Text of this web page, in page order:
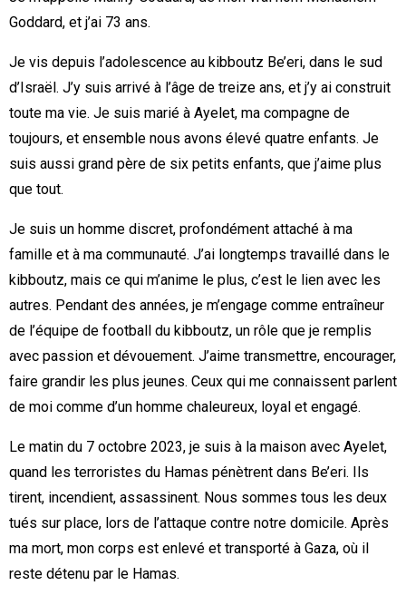
Goddard, et j’ai 73 ans.
Je vis depuis l’adolescence au kibboutz Be’eri, dans le sud
d’Israël. J’y suis arrivé à l’âge de treize ans, et j’y ai construit
toute ma vie. Je suis marié à Ayelet, ma compagne de
toujours, et ensemble nous avons élevé quatre enfants. Je
suis aussi grand père de six petits enfants, que j’aime plus
que tout.
Je suis un homme discret, profondément attaché à ma
famille et à ma communauté. J’ai longtemps travaillé dans le
kibboutz, mais ce qui m’anime le plus, c’est le lien avec les
autres. Pendant des années, je m’engage comme entraîneur
de l’équipe de football du kibboutz, un rôle que je remplis
avec passion et dévouement. J’aime transmettre, encourager,
faire grandir les plus jeunes. Ceux qui me connaissent parlent
de moi comme d’un homme chaleureux, loyal et engagé.
Le matin du 7 octobre 2023, je suis à la maison avec Ayelet,
quand les terroristes du Hamas pénètrent dans Be’eri. Ils
tirent, incendient, assassinent. Nous sommes tous les deux
tués sur place, lors de l’attaque contre notre domicile. Après
ma mort, mon corps est enlevé et transporté à Gaza, où il
reste détenu par le Hamas.